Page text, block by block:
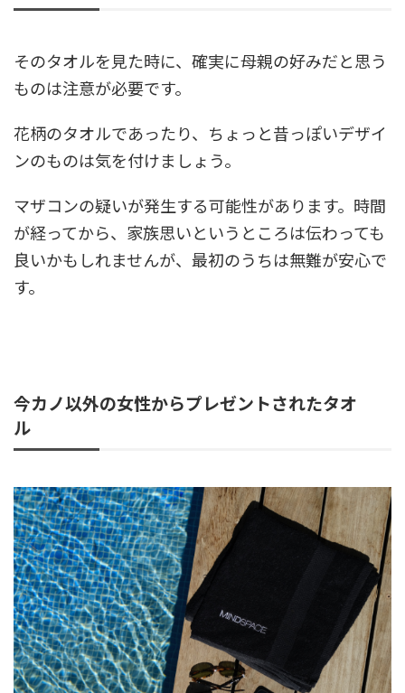
そのタオルを見た時に、確実に母親の好みだと思う
ものは注意が必要です。
花柄のタオルであったり、ちょっと昔っぽいデザイ
ンのものは気を付けましょう。
マザコンの疑いが発生する可能性があります。時間
が経ってから、家族思いというところは伝わっても
良いかもしれませんが、最初のうちは無難が安心で
す。
今カノ以外の女性からプレゼントされたタオ
ル